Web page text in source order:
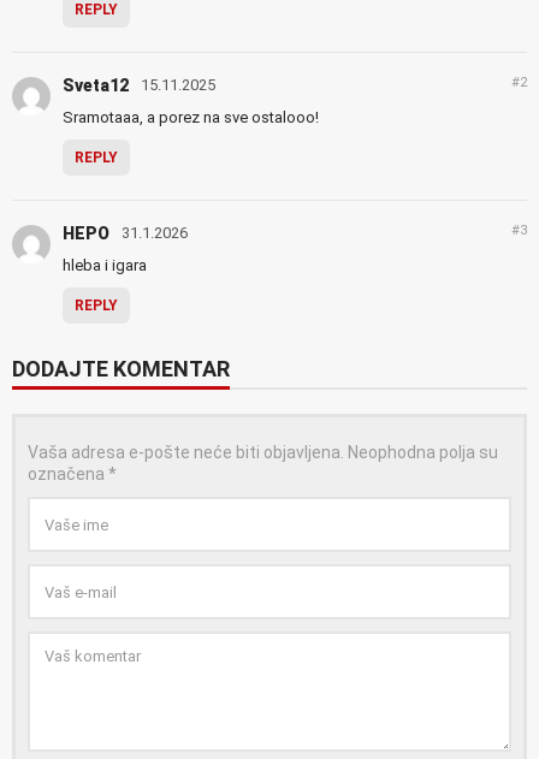
REPLY
Sveta12 15.11.2025 #2
Sramotaaa, a porez na sve ostalooo!
REPLY
HEPO 31.1.2026 #3
hleba i igara
REPLY
DODAJTE KOMENTAR
Vaša adresa e-pošte neće biti objavljena. Neophodna polja su
označena *